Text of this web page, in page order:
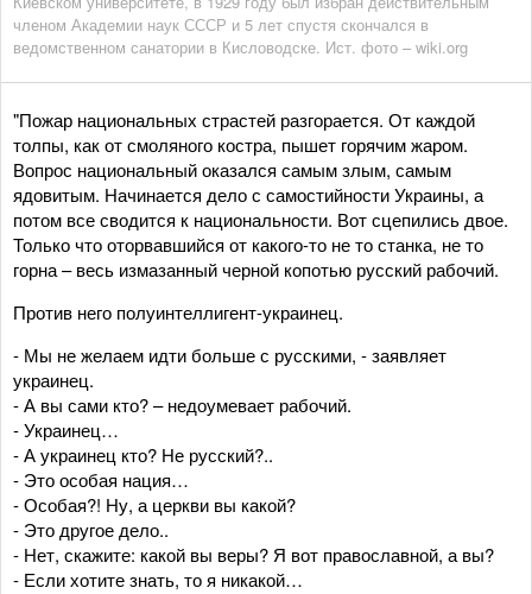
членом Академии наук СССР и 5 лет спустя скончался в
ведомственном санатории в Кисловодске. Ист. фото – wiki.org
"Пожар национальных страстей разгорается. От каждой
толпы, как от смоляного костра, пышет горячим жаром.
Вопрос национальный оказался самым злым, самым
ядовитым. Начинается дело с самостийности Украины, а
потом все сводится к национальности. Вот сцепились двое.
Только что оторвавшийся от какого-то не то станка, не то
горна – весь измазанный черной копотью русский рабочий.
Против него полуинтеллигент-украинец.
- Мы не желаем идти больше с русскими, - заявляет
украинец.
- А вы сами кто? – недоумевает рабочий.
- Украинец…
- А украинец кто? Не русский?..
- Это особая нация…
- Особая?! Ну, а церкви вы какой?
- Это другое дело..
- Нет, скажите: какой вы веры? Я вот православной, а вы?
- Если хотите знать, то я никакой…